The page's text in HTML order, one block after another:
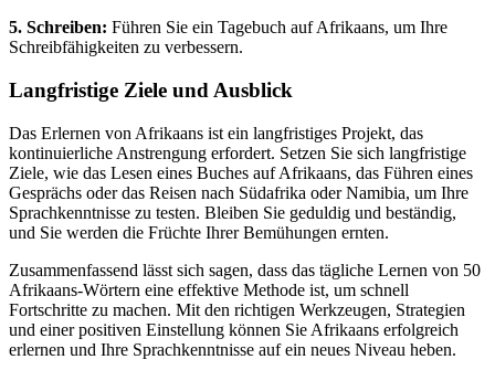
5. Schreiben: Führen Sie ein Tagebuch auf Afrikaans, um Ihre
Schreibfähigkeiten zu verbessern.
Langfristige Ziele und Ausblick
Das Erlernen von Afrikaans ist ein langfristiges Projekt, das
kontinuierliche Anstrengung erfordert. Setzen Sie sich langfristige
Ziele, wie das Lesen eines Buches auf Afrikaans, das Führen eines
Gesprächs oder das Reisen nach Südafrika oder Namibia, um Ihre
Sprachkenntnisse zu testen. Bleiben Sie geduldig und beständig,
und Sie werden die Früchte Ihrer Bemühungen ernten.
Zusammenfassend lässt sich sagen, dass das tägliche Lernen von 50
Afrikaans-Wörtern eine effektive Methode ist, um schnell
Fortschritte zu machen. Mit den richtigen Werkzeugen, Strategien
und einer positiven Einstellung können Sie Afrikaans erfolgreich
erlernen und Ihre Sprachkenntnisse auf ein neues Niveau heben.